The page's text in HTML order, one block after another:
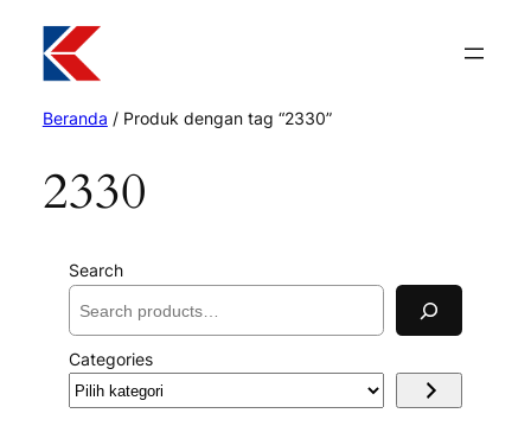
Beranda / Produk dengan tag “2330”
2330
Search
Categories
Pilih